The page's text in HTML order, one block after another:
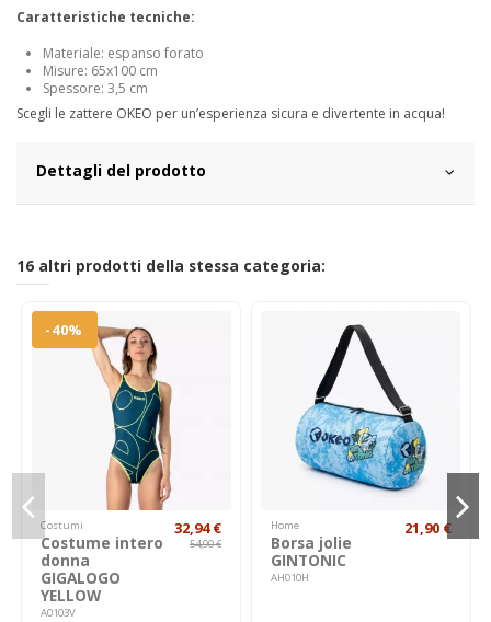
Caratteristiche tecniche:
Materiale: espanso forato
Misure: 65x100 cm
Spessore: 3,5 cm
Scegli le zattere OKEO per un’esperienza sicura e divertente in acqua!
Dettagli del prodotto
16 altri prodotti della stessa categoria:
-40%
Costumi
Costume intero
donna
GIGALOGO
YELLOW
A0103V
32,94 €
54,90 €
Home
Borsa jolie
GINTONIC
AH010H
21,90 €